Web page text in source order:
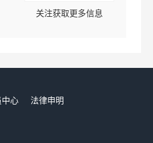
关注获取更多信息
中心
法律申明